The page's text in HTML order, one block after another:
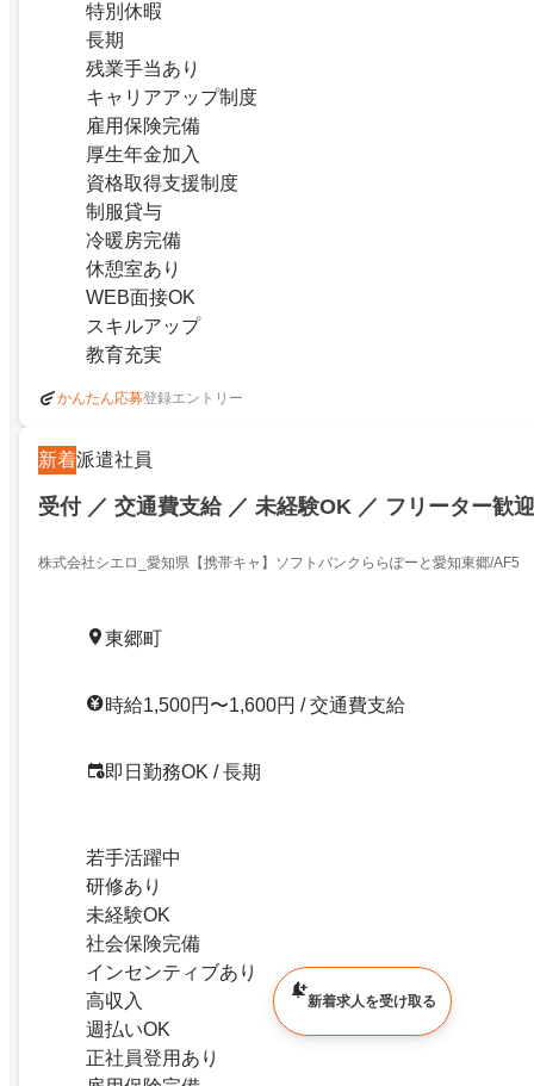
特別休暇
長期
残業手当あり
キャリアアップ制度
雇用保険完備
厚生年金加入
資格取得支援制度
制服貸与
冷暖房完備
休憩室あり
WEB面接OK
スキルアップ
教育充実
かんたん応募登録エントリー
新着派遣社員
受付 ／ 交通費支給 ／ 未経験OK ／ フリーター歓迎
株式会社シエロ_愛知県【携帯キャ】ソフトバンクららぽーと愛知東郷/AF5
東郷町
時給1,500円〜1,600円 / 交通費支給
即日勤務OK / 長期
若手活躍中
研修あり
未経験OK
社会保険完備
インセンティブあり
高収入
週払いOK
正社員登用あり
新着求人を受け取る